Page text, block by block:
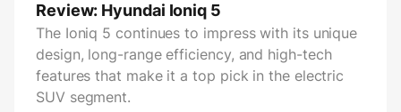
Review: Hyundai Ioniq 5
The Ioniq 5 continues to impress with its unique
design, long-range efficiency, and high-tech
features that make it a top pick in the electric
SUV segment.